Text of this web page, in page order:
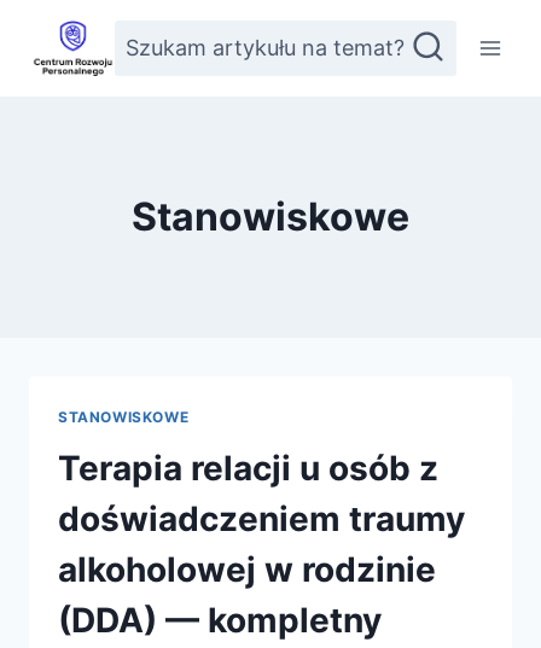
Przejdź
treści
Szukam artykułu na temat?
Stanowiskowe
STANOWISKOWE
Terapia relacji u osób z
doświadczeniem traumy
alkoholowej w rodzinie
(DDA) — kompletny